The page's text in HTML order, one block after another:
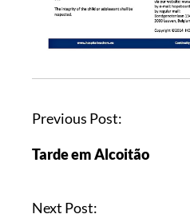
Previous Post:
Tarde em Alcoitão
Next Post: